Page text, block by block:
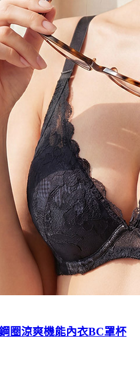
圈涼爽機能內衣BC罩杯